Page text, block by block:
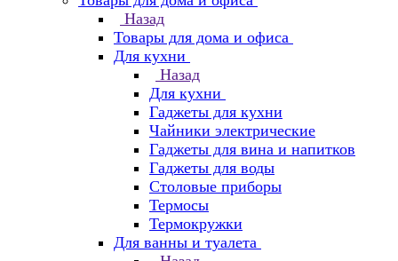
Назад
Товары для дома и офиса
Для кухни
Назад
Для кухни
Гаджеты для кухни
Чайники электрические
Гаджеты для вина и напитков
Гаджеты для воды
Столовые приборы
Термосы
Термокружки
Для ванны и туалета